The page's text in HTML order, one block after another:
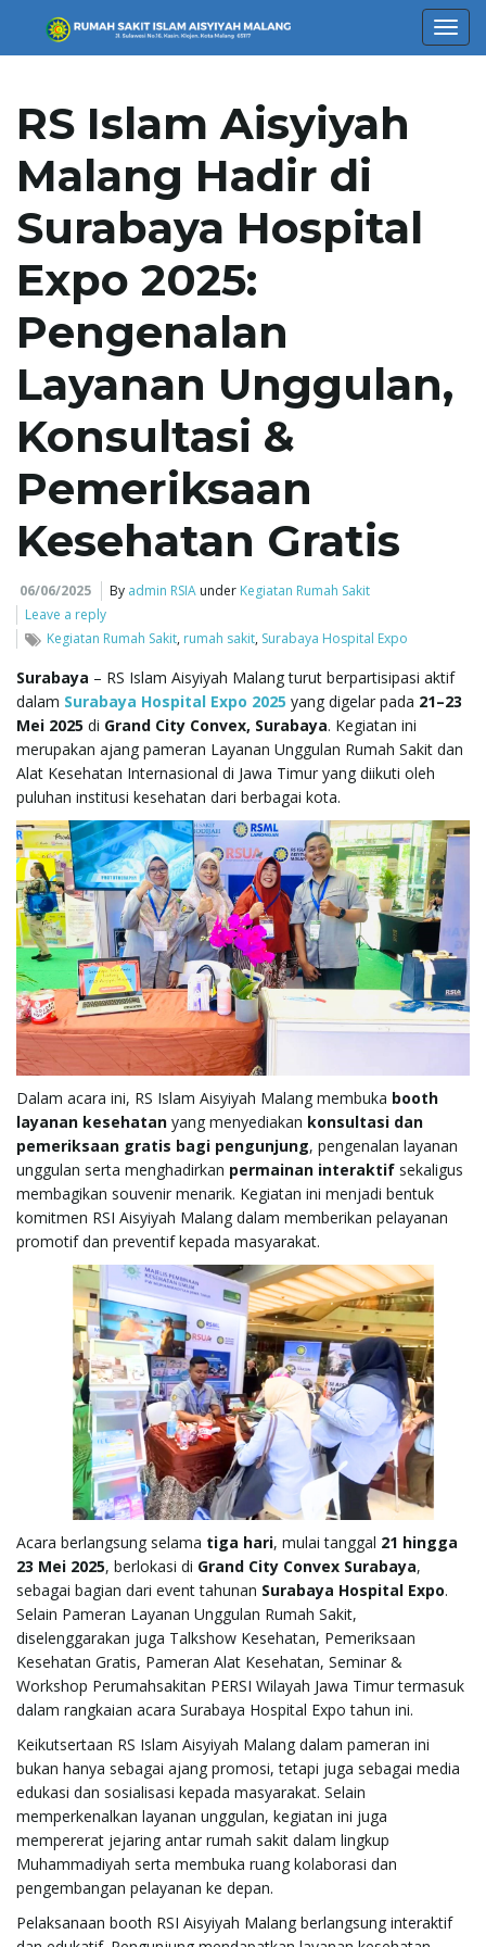
a
g
a
t
RS Islam Aisyiyah
Malang Hadir di
Surabaya Hospital
Expo 2025:
Pengenalan
Layanan Unggulan,
Konsultasi &
Pemeriksaan
Kesehatan Gratis
06/06/2025 By admin RSIA under Kegiatan Rumah Sakit
Leave a reply
Kegiatan Rumah Sakit, rumah sakit, Surabaya Hospital Expo
Surabaya – RS Islam Aisyiyah Malang turut berpartisipasi aktif
dalam Surabaya Hospital Expo 2025 yang digelar pada 21–23
Mei 2025 di Grand City Convex, Surabaya. Kegiatan ini
merupakan ajang pameran Layanan Unggulan Rumah Sakit dan
Alat Kesehatan Internasional di Jawa Timur yang diikuti oleh
puluhan institusi kesehatan dari berbagai kota.
Dalam acara ini, RS Islam Aisyiyah Malang membuka booth
layanan kesehatan yang menyediakan konsultasi dan
pemeriksaan gratis bagi pengunjung, pengenalan layanan
unggulan serta menghadirkan permainan interaktif sekaligus
membagikan souvenir menarik. Kegiatan ini menjadi bentuk
komitmen RSI Aisyiyah Malang dalam memberikan pelayanan
promotif dan preventif kepada masyarakat.
Acara berlangsung selama tiga hari, mulai tanggal 21 hingga
23 Mei 2025, berlokasi di Grand City Convex Surabaya,
sebagai bagian dari event tahunan Surabaya Hospital Expo.
Selain Pameran Layanan Unggulan Rumah Sakit,
diselenggarakan juga Talkshow Kesehatan, Pemeriksaan
Kesehatan Gratis, Pameran Alat Kesehatan, Seminar &
Workshop Perumahsakitan PERSI Wilayah Jawa Timur termasuk
dalam rangkaian acara Surabaya Hospital Expo tahun ini.
Keikutsertaan RS Islam Aisyiyah Malang dalam pameran ini
bukan hanya sebagai ajang promosi, tetapi juga sebagai media
edukasi dan sosialisasi kepada masyarakat. Selain
memperkenalkan layanan unggulan, kegiatan ini juga
mempererat jejaring antar rumah sakit dalam lingkup
Muhammadiyah serta membuka ruang kolaborasi dan
pengembangan pelayanan ke depan.
Pelaksanaan booth RSI Aisyiyah Malang berlangsung interaktif